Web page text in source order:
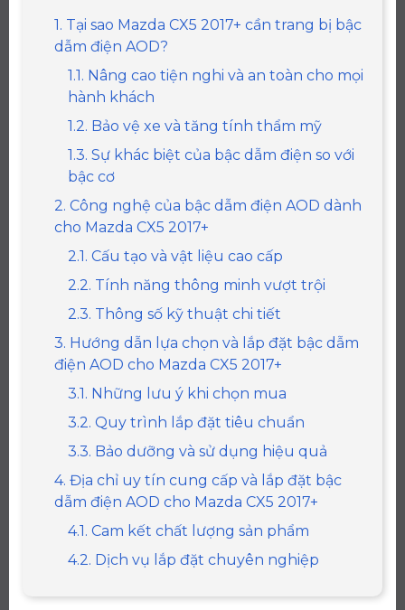
1. Tại sao Mazda CX5 2017+ cần trang bị bậc
dẫm điện AOD?
1.1. Nâng cao tiện nghi và an toàn cho mọi
hành khách
1.2. Bảo vệ xe và tăng tính thẩm mỹ
1.3. Sự khác biệt của bậc dẫm điện so với
bậc cơ
2. Công nghệ của bậc dẫm điện AOD dành
cho Mazda CX5 2017+
2.1. Cấu tạo và vật liệu cao cấp
2.2. Tính năng thông minh vượt trội
2.3. Thông số kỹ thuật chi tiết
3. Hướng dẫn lựa chọn và lắp đặt bậc dẫm
điện AOD cho Mazda CX5 2017+
3.1. Những lưu ý khi chọn mua
3.2. Quy trình lắp đặt tiêu chuẩn
3.3. Bảo dưỡng và sử dụng hiệu quả
4. Địa chỉ uy tín cung cấp và lắp đặt bậc
dẫm điện AOD cho Mazda CX5 2017+
4.1. Cam kết chất lượng sản phẩm
4.2. Dịch vụ lắp đặt chuyên nghiệp